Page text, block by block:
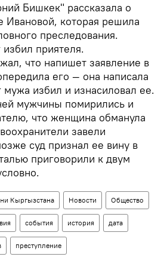
Бишкек" рассказала о
Ивановой, которая решила
преследования.
приятеля.
что напишет заявление в
его — она написала
мужа избил и изнасиловал ее.
мужчины помирились и
что женщина обманула
завели
суд признал ее вину в
приговорили к двум
Кыргызстана Новости Общество
события история дата
преступление